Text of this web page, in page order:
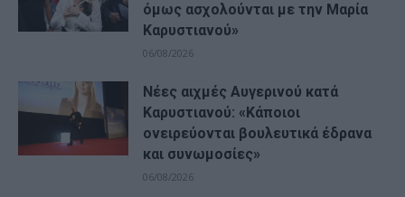
όμως ασχολούνται με την Μαρία
Καρυστιανού»
06/08/2026
Νέες αιχμές Αυγερινού κατά
Καρυστιανού: «Kάποιοι
ονειρεύονται βουλευτικά έδρανα
και συνωμοσίες»
06/08/2026